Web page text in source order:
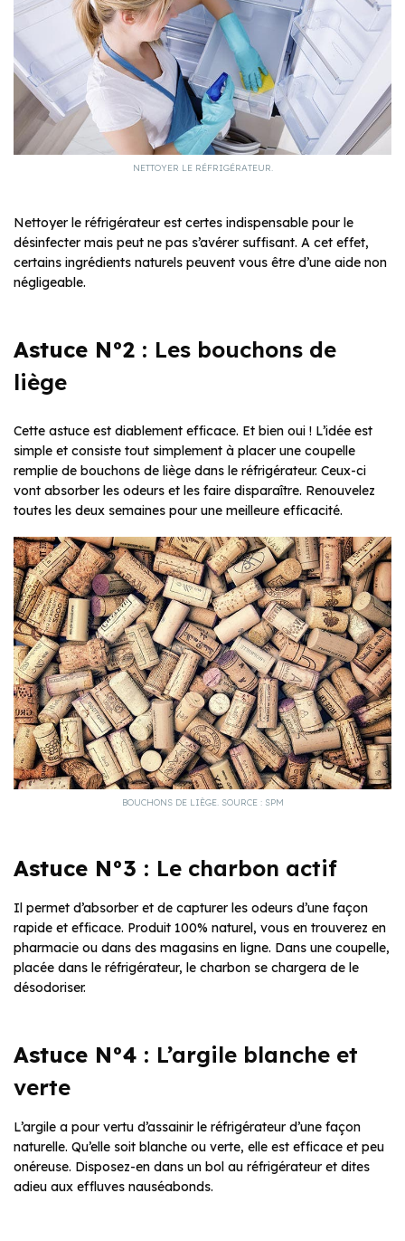
NETTOYER LE RÉFRIGÉRATEUR.
Nettoyer le réfrigérateur est certes indispensable pour le
désinfecter mais peut ne pas s’avérer suffisant. A cet effet,
certains ingrédients naturels peuvent vous être d’une aide non
négligeable.
Astuce N°2 : Les bouchons de
liège
Cette astuce est diablement efficace. Et bien oui ! L’idée est
simple et consiste tout simplement à placer une coupelle
remplie de bouchons de liège dans le réfrigérateur. Ceux-ci
vont absorber les odeurs et les faire disparaître. Renouvelez
toutes les deux semaines pour une meilleure efficacité.
BOUCHONS DE LIÈGE. SOURCE : SPM
Astuce N°3 : Le charbon actif
Il permet d’absorber et de capturer les odeurs d’une façon
rapide et efficace. Produit 100% naturel, vous en trouverez en
pharmacie ou dans des magasins en ligne. Dans une coupelle,
placée dans le réfrigérateur, le charbon se chargera de le
désodoriser.
Astuce N°4 : L’argile blanche et
verte
L’argile a pour vertu d’assainir le réfrigérateur d’une façon
naturelle. Qu’elle soit blanche ou verte, elle est efficace et peu
onéreuse. Disposez-en dans un bol au réfrigérateur et dites
adieu aux effluves nauséabonds.